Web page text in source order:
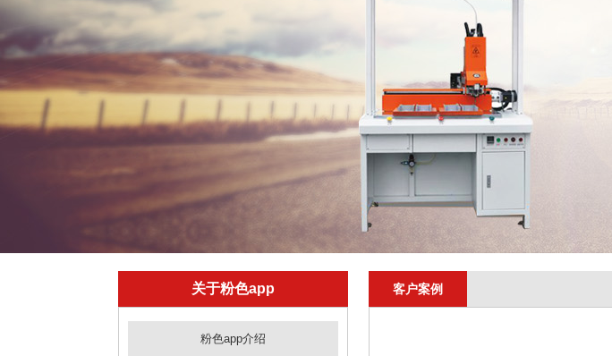
关于粉色app
粉色app介绍
客户案例